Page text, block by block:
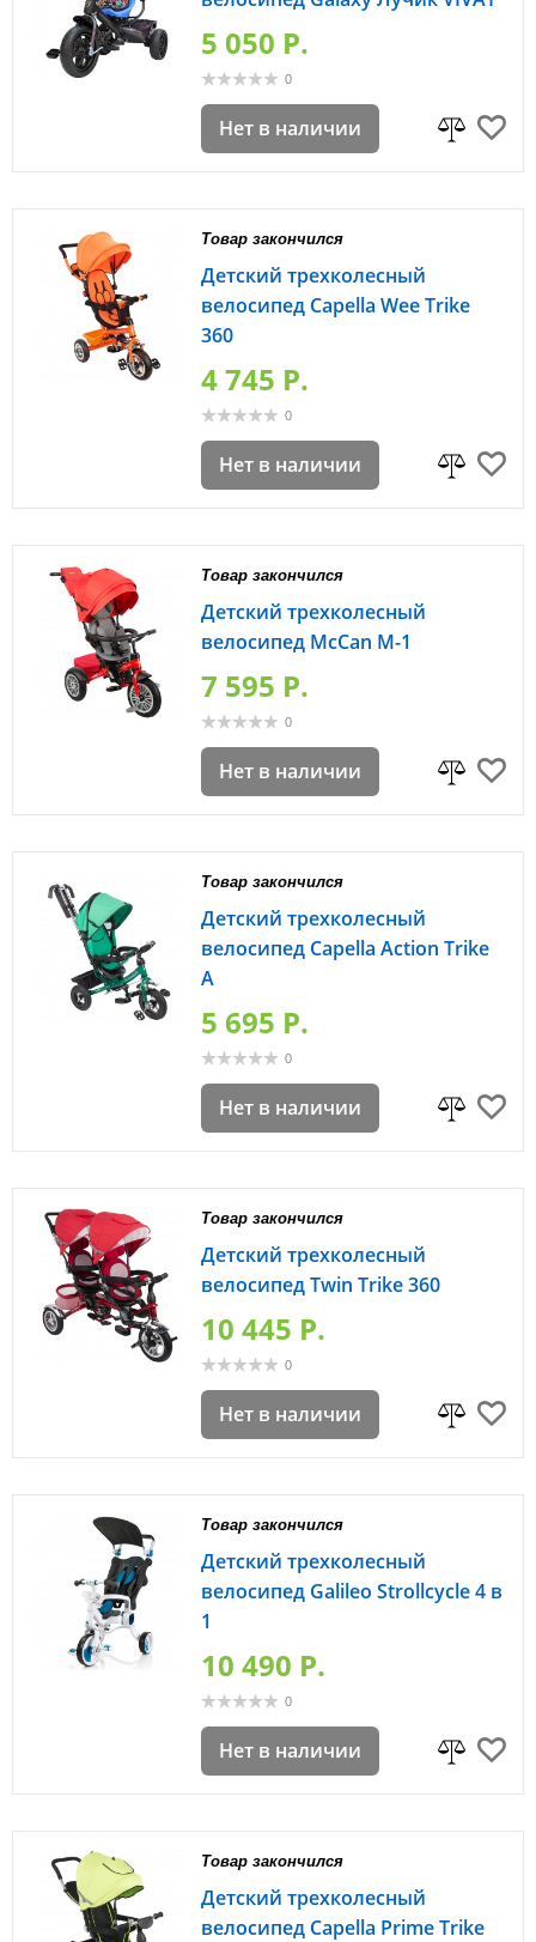
5 050 P.
0
Нет в наличии
Товар закончился
Детский трехколесный
велосипед Capella Wee Trike
360
4 745 P.
0
Нет в наличии
Товар закончился
Детский трехколесный
велосипед McCan M-1
7 595 P.
0
Нет в наличии
Товар закончился
Детский трехколесный
велосипед Capella Action Trike
А
5 695 P.
0
Нет в наличии
Товар закончился
Детский трехколесный
велосипед Twin Trike 360
10 445 P.
0
Нет в наличии
Товар закончился
Детский трехколесный
велосипед Galileo Strollcycle 4 в
1
10 490 P.
0
Нет в наличии
Товар закончился
Детский трехколесный
велосипед Capella Prime Trike